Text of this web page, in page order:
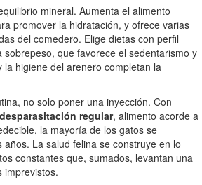
mineral. Aumenta el alimento
promover la hidratación, y ofrece varias
del comedero. Elige dietas con perfil
sobrepeso, que favorece el sedentarismo y
la higiene del arenero completan la
no solo poner una inyección. Con
desparasitación regular, alimento acorde a
la mayoría de los gatos se
La salud felina se construye en lo
constantes que, sumados, levantan una
imprevistos.